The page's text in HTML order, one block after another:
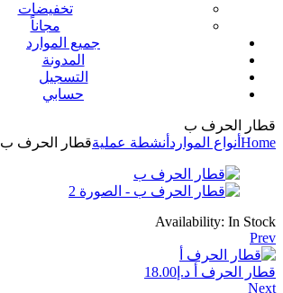
تخفيضات
مجاناً
جميع الموارد
المدونة
التسجيل
حسابي
قطار الحرف ب
Home أنواع الموارد أنشطة عمليةقطار الحرف ب
Availability: In Stock
Prev
قطار الحرف أ د.إ 18.00
Next